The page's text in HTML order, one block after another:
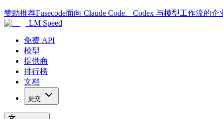
赞助推荐Fusecode面向 Claude Code、Codex 与模型工作流的企
LM Speed
免费 API
模型
提供商
排行榜
文档
提交